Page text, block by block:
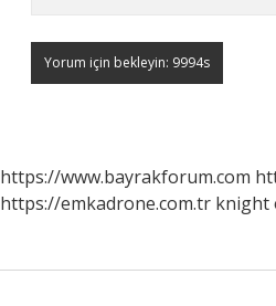
https://www.bayrakforum.com
https://emkadrone.com.tr knight